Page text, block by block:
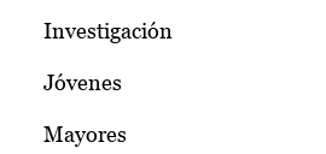
Investigación
Jóvenes
Mayores